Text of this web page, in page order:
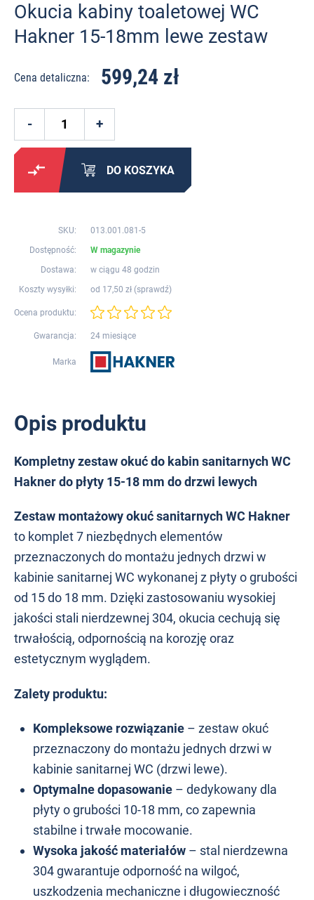
Okucia kabiny toaletowej WC
Hakner 15-18mm lewe zestaw
Cena detaliczna: 599,24 zł
DO KOSZYKA
SKU:
013.001.081-5
Dostępność:
W magazynie
Dostawa:
w ciągu 48 godzin
Koszty wysyłki:
od 17,50 zł (sprawdź)
Ocena produktu:
Gwarancja: 24 miesiące
Marka
Opis produktu
Kompletny zestaw okuć do kabin sanitarnych WC
Hakner do płyty 15-18 mm do drzwi lewych
Zestaw montażowy okuć sanitarnych WC Hakner
to komplet 7 niezbędnych elementów
przeznaczonych do montażu jednych drzwi w
kabinie sanitarnej WC wykonanej z płyty o grubości
od 15 do 18 mm. Dzięki zastosowaniu wysokiej
jakości stali nierdzewnej 304, okucia cechują się
trwałością, odpornością na korozję oraz
estetycznym wyglądem.
Zalety produktu:
Kompleksowe rozwiązanie – zestaw okuć
przeznaczony do montażu jednych drzwi w
kabinie sanitarnej WC (drzwi lewe).
Optymalne dopasowanie – dedykowany dla
płyty o grubości 10-18 mm, co zapewnia
stabilne i trwałe mocowanie.
Wysoka jakość materiałów – stal nierdzewna
304 gwarantuje odporność na wilgoć,
uszkodzenia mechaniczne i długowieczność